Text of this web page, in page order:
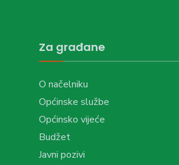
Za građane
O načelniku
Općinske službe
Općinsko vijeće
Budžet
Javni pozivi